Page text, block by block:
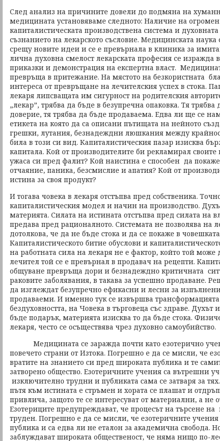
След анализ на причините довели до подмяна на
медицината установяваме следното: Наличие на огромен
капиталистическата производствена система и
съзнанието на лекарското съсловие. Медицинската наука
срещу новите идеи и се е превърнала в клиника за
лична духовна смелост лекарската професия се изражда
приказки и демонстрация на експертна власт.
превръща в притежание. На мястото на безкористната
интереса от превръщане на лечителския успех в стока.
лекаря липсващата им сигурност на родителския
„лекар”, трябва да бъде в безупречна опаковка. Тя
доверие, тя трябва да бъде продаваема. Едва ли ще се
етикета на която да са описани пътищата на нейното
грешки, лутания, безнадеждни люшкания между
била в този си вид. Капиталистическия пазар изисква
капитала. Кой от производителите би рекламирал своите
ужаса си пред фалит? Кой наистина е способен да
отчаяние, паника, безсмислие и апатия? Кой от
истина за своя продукт?
И тогава човека в лекаря отстъпва пред собственика.
капиталистическия модел и начин на производство.
материята. Силата на истината отстъпва пред силата на
предава пред рационалното. Системата не позволява на
дотолкова, че да не бъде стока и да се покаже в
Капиталистическото битие обуслови и
на работната сила на лекаря не е фактор, който той може
лечител той се е превърнал в продавач на рецепти.
общуване превръща дори и безнадеждно критичната
раковите заболявания, в такава за успешно продаване.
да изглеждат безупречно ефикасни и лесни за
продаваеми. И именно тук се извършва
бездуховността, на Човека в търговеца със здраве. Духът
бъде подарък, материята изисква то да бъде стока.
лекаря, често се осъществява чрез духовно самоубийство.
Медицината се заражда почти като езотерично
повечето страни от Изтока. Погрешно е да се мисли, че
вратите на знанието си пред широката публика и те
затворено общество. Езотеричните учения са вътрешни
изключително трудни и публиката сама се затваря за
пътя към истината е стръмен и хората се плашат и
привлича, защото те се интересуват от материални, а не
Езотериците предупреждават, че процесът на търсене на
труден. Погрешно е да се мисли, че езотеричните
публика и са едва ли не еталон за академична свобода.
заблуждават широката общественост, че няма нищо по-